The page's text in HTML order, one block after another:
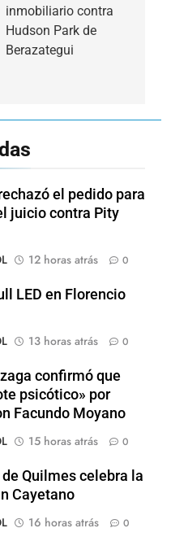
inmobiliario contra
Hudson Park de
Berazategui
el pedido para
juicio contra Pity
12 horas atrás 0
LED en Florencio
13 horas atrás 0
confirmó que
psicótico» por
Facundo Moyano
15 horas atrás 0
Quilmes celebra la
Cayetano
16 horas atrás 0